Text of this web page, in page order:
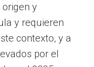
y
y requieren
contexto, y a
por el